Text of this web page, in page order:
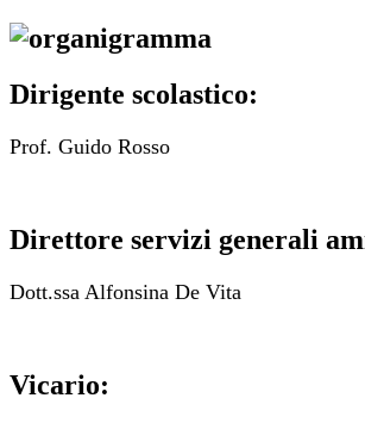
Dirigente scolastico:
Prof. Guido Rosso
Direttore servizi generali
Dott.ssa Alfonsina De Vita
Vicario: